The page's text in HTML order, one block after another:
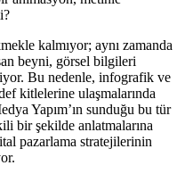
kalmıyor; aynı zamanda
beyni, görsel bilgileri
Bu nedenle, infografik ve
kitlelerine ulaşmalarında
Yapım’ın sunduğu bu tür
bir şekilde anlatmalarına
pazarlama stratejilerinin